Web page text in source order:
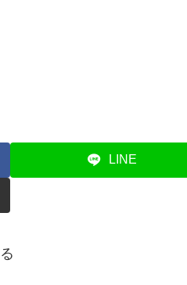
LINE